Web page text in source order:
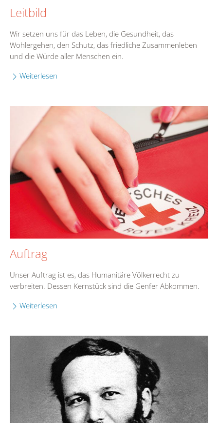
Leitbild
Wir setzen uns für das Leben, die Gesundheit, das
Wohlergehen, den Schutz, das friedliche Zusammenleben
und die Würde aller Menschen ein.
Weiterlesen
Auftrag
Unser Auftrag ist es, das Humanitäre Völkerrecht zu
verbreiten. Dessen Kernstück sind die Genfer Abkommen.
Weiterlesen